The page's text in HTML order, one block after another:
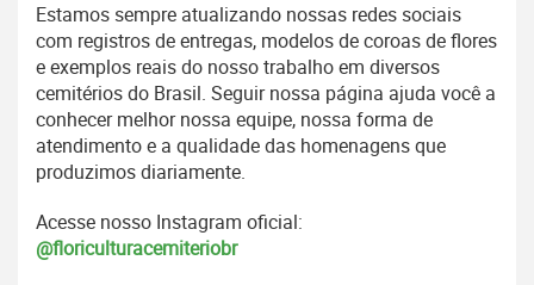
Estamos sempre atualizando nossas redes sociais
com registros de entregas, modelos de coroas de flores
e exemplos reais do nosso trabalho em diversos
cemitérios do Brasil. Seguir nossa página ajuda você a
conhecer melhor nossa equipe, nossa forma de
atendimento e a qualidade das homenagens que
produzimos diariamente.
Acesse nosso Instagram oficial:
@floriculturacemiteriobr